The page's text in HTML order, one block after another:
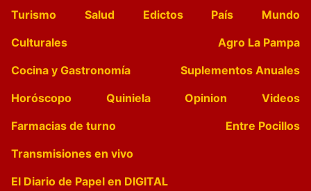
Turismo
Salud Edictos País
Mundo
Culturales
Agro La Pampa
Cocina y Gastronomía
Suplementos Anuales
Horóscopo
Quiniela Opinion
Videos
Farmacias de turno
Entre Pocillos
Transmisiones en vivo
El Diario de Papel en DIGITAL